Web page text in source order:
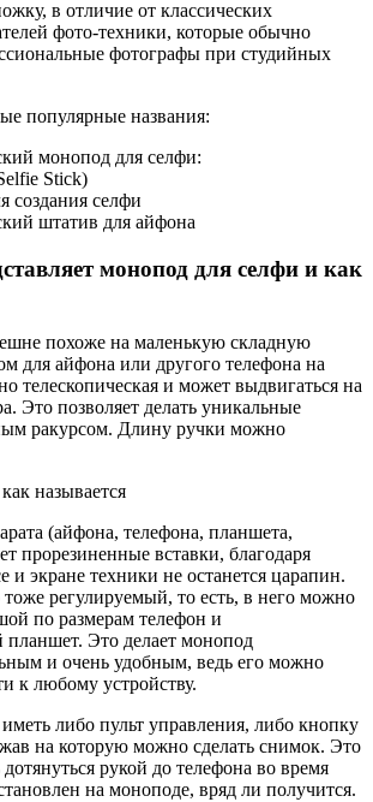
в отличие от классических
фото-техники, которые обычно
фотографы при студийных
популярные названия:
монопод для селфи:
Stick)
создания селфи
штатив для айфона
монопод для селфи и как
похоже на маленькую складную
для айфона или другого телефона на
телескопическая и может выдвигаться на
Это позволяет делать уникальные
ракурсом. Длину ручки можно
(айфона, телефона, планшета,
прорезиненные вставки, благодаря
и экране техники не останется царапин.
регулируемый, то есть, в него можно
по размерам телефон и
планшет. Это делает монопод
и очень удобным, ведь его можно
к любому устройству.
либо пульт управления, либо кнопку
на которую можно сделать снимок. Это
рукой до телефона во время
на моноподе, вряд ли получится.